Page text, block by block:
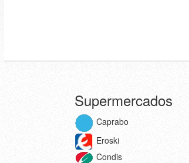
Supermercados
Caprabo
Eroski
Condis